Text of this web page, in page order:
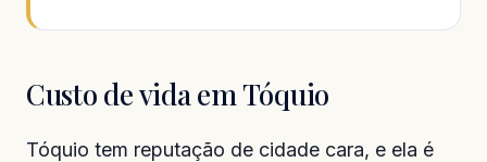
Custo de vida em Tóquio
Tóquio tem reputação de cidade cara, e ela é